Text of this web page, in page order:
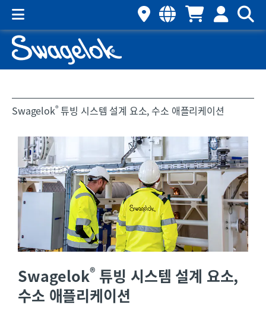
Swagelok®튜빙 시스템 설계 요소, 수소 애플리케이션
Swagelok® 튜빙 시스템 설계 요소,
수소 애플리케이션